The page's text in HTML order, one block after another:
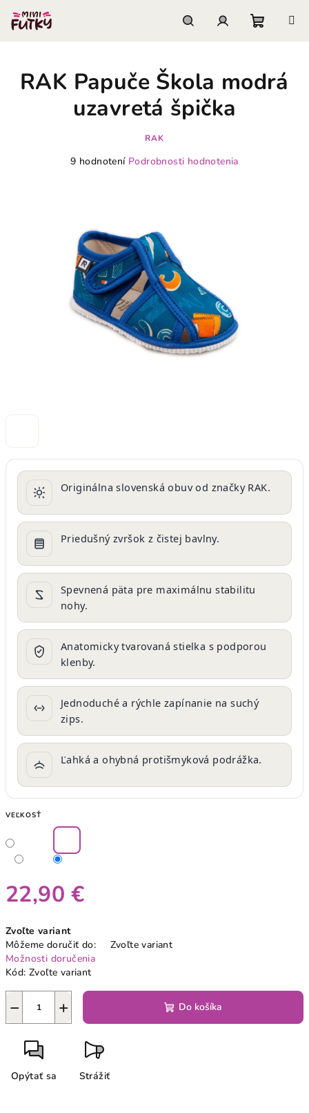
obsah
košík
Originálna slovenská obuv od značky RAK.
Priedušný zvršok z čistej bavlny.
Spevnená päta pre maximálnu stabilitu
nohy.
Anatomicky tvarovaná stielka s podporou
klenby.
Jednoduché a rýchle zapínanie na suchý
zips.
Ľahká a ohybná protišmyková podrážka.
VEĽKOSŤ
22,90 €
cena:
Zvoľte variant
Môžeme doručiť do:
Zvoľte variant
Možnosti doručenia
Kód: Zvoľte variant
+
− Do košíka
Opýtať sa Strážiť
RAK Papuče Škola modrá
uzavretá špička
RAK
Priemerné
hviezdičiek.
9 hodnotení Podrobnosti hodnotenia